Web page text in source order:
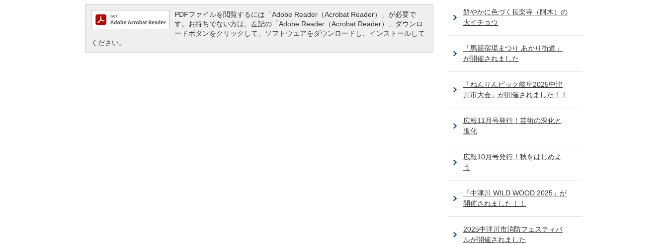
PDFファイルを閲覧するには「Adobe Reader（Acrobat Reader）」が必要で
す。お持ちでない方は、左記の「Adobe Reader（Acrobat Reader）」ダウンロ
ードボタンをクリックして、ソフトウェアをダウンロードし、インストールして
ください。
鮮やかに色づく長楽寺（阿木）の
大イチョウ
「馬籠宿場まつり あかり街道」
が開催されました
「ねんりんピック岐阜2025中津
川市大会」が開催されました！！
広報11月号発行！芸術の深化と
進化
広報10月号発行！秋をはじめよ
う
「中津川 WILD WOOD 2025」が
開催されました！！
2025中津川市消防フェスティバ
ルが開催されました